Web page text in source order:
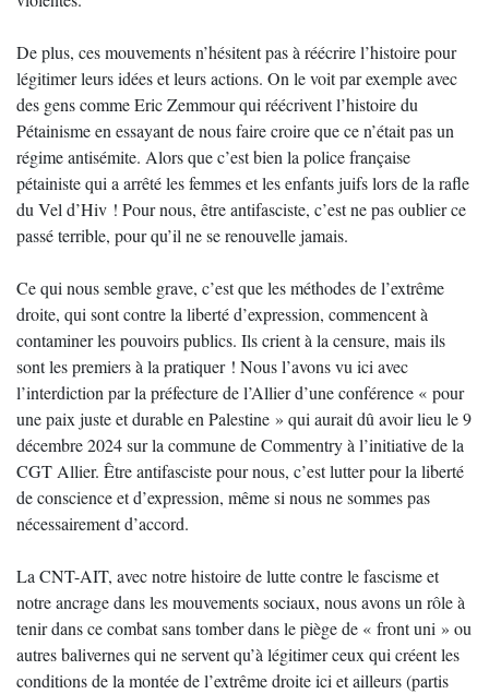
De plus, ces mouvements n’hésitent pas à réécrire l’histoire pour
légitimer leurs idées et leurs actions. On le voit par exemple avec
des gens comme Eric Zemmour qui réécrivent l’histoire du
Pétainisme en essayant de nous faire croire que ce n’était pas un
régime antisémite. Alors que c’est bien la police française
pétainiste qui a arrêté les femmes et les enfants juifs lors de la rafle
du Vel d’Hiv ! Pour nous, être antifasciste, c’est ne pas oublier ce
passé terrible, pour qu’il ne se renouvelle jamais.
Ce qui nous semble grave, c’est que les méthodes de l’extrême
droite, qui sont contre la liberté d’expression, commencent à
contaminer les pouvoirs publics. Ils crient à la censure, mais ils
sont les premiers à la pratiquer ! Nous l’avons vu ici avec
l’interdiction par la préfecture de l’Allier d’une conférence « pour
une paix juste et durable en Palestine » qui aurait dû avoir lieu le 9
décembre 2024 sur la commune de Commentry à l’initiative de la
CGT Allier. Être antifasciste pour nous, c’est lutter pour la liberté
de conscience et d’expression, même si nous ne sommes pas
nécessairement d’accord.
La CNT-AIT, avec notre histoire de lutte contre le fascisme et
notre ancrage dans les mouvements sociaux, nous avons un rôle à
tenir dans ce combat sans tomber dans le piège de « front uni » ou
autres balivernes qui ne servent qu’à légitimer ceux qui créent les
conditions de la montée de l’extrême droite ici et ailleurs (partis